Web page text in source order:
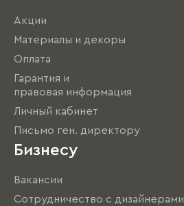
Акции
Материалы и декоры
Оплата
Гарантия и
правовая информация
Личный кабинет
Письмо ген. директору
Бизнесу
Вакансии
Сотрудничество с дизайнерами